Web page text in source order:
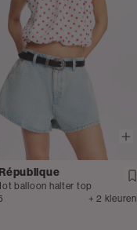
balloon halter top
+ 2 kleuren